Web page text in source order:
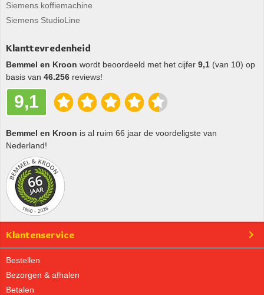
Siemens koffiemachine
Siemens StudioLine
Klanttevredenheid
Bemmel en Kroon wordt beoordeeld met het cijfer 9,1 (van 10) op
basis van 46.256 reviews!
9,1
Bemmel en Kroon is al ruim 66 jaar de voordeligste van
Nederland!
Klantenservice
Bestellen
Bezorgen & afhalen
Betalen